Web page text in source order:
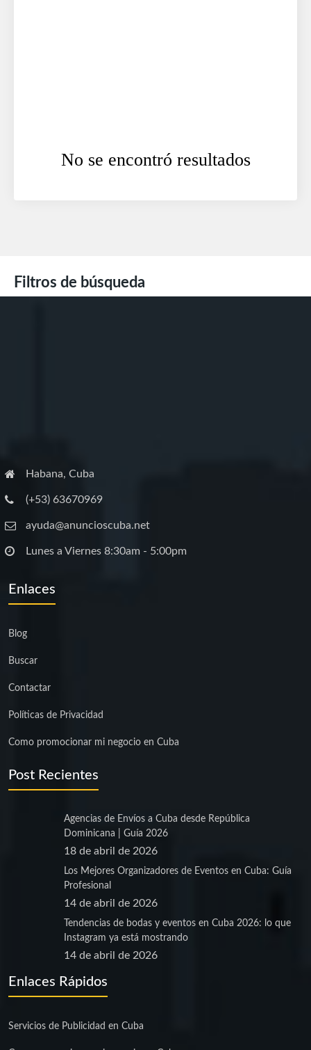
No se encontró resultados
Filtros de búsqueda
Habana, Cuba
(+53) 63670969
ayuda@anuncioscuba.net
Lunes a Viernes 8:30am - 5:00pm
Enlaces
Blog
Buscar
Contactar
Políticas de Privacidad
Como promocionar mi negocio en Cuba
Post Recientes
Agencias de Envíos a Cuba desde República
Dominicana | Guía 2026
18 de abril de 2026
Los Mejores Organizadores de Eventos en Cuba: Guía
Profesional
14 de abril de 2026
Tendencias de bodas y eventos en Cuba 2026: lo que
Instagram ya está mostrando
14 de abril de 2026
Enlaces Rápidos
Servicios de Publicidad en Cuba